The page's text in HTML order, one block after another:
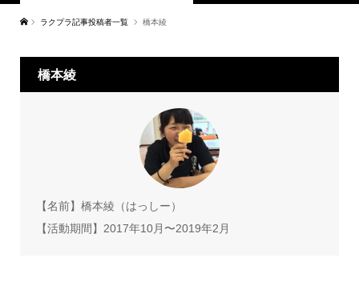
ラクプラ記事投稿者一覧 橋本綾
橋本綾
【名前】橋本綾（はっしー）
【活動期間】2017年10月〜2019年2月